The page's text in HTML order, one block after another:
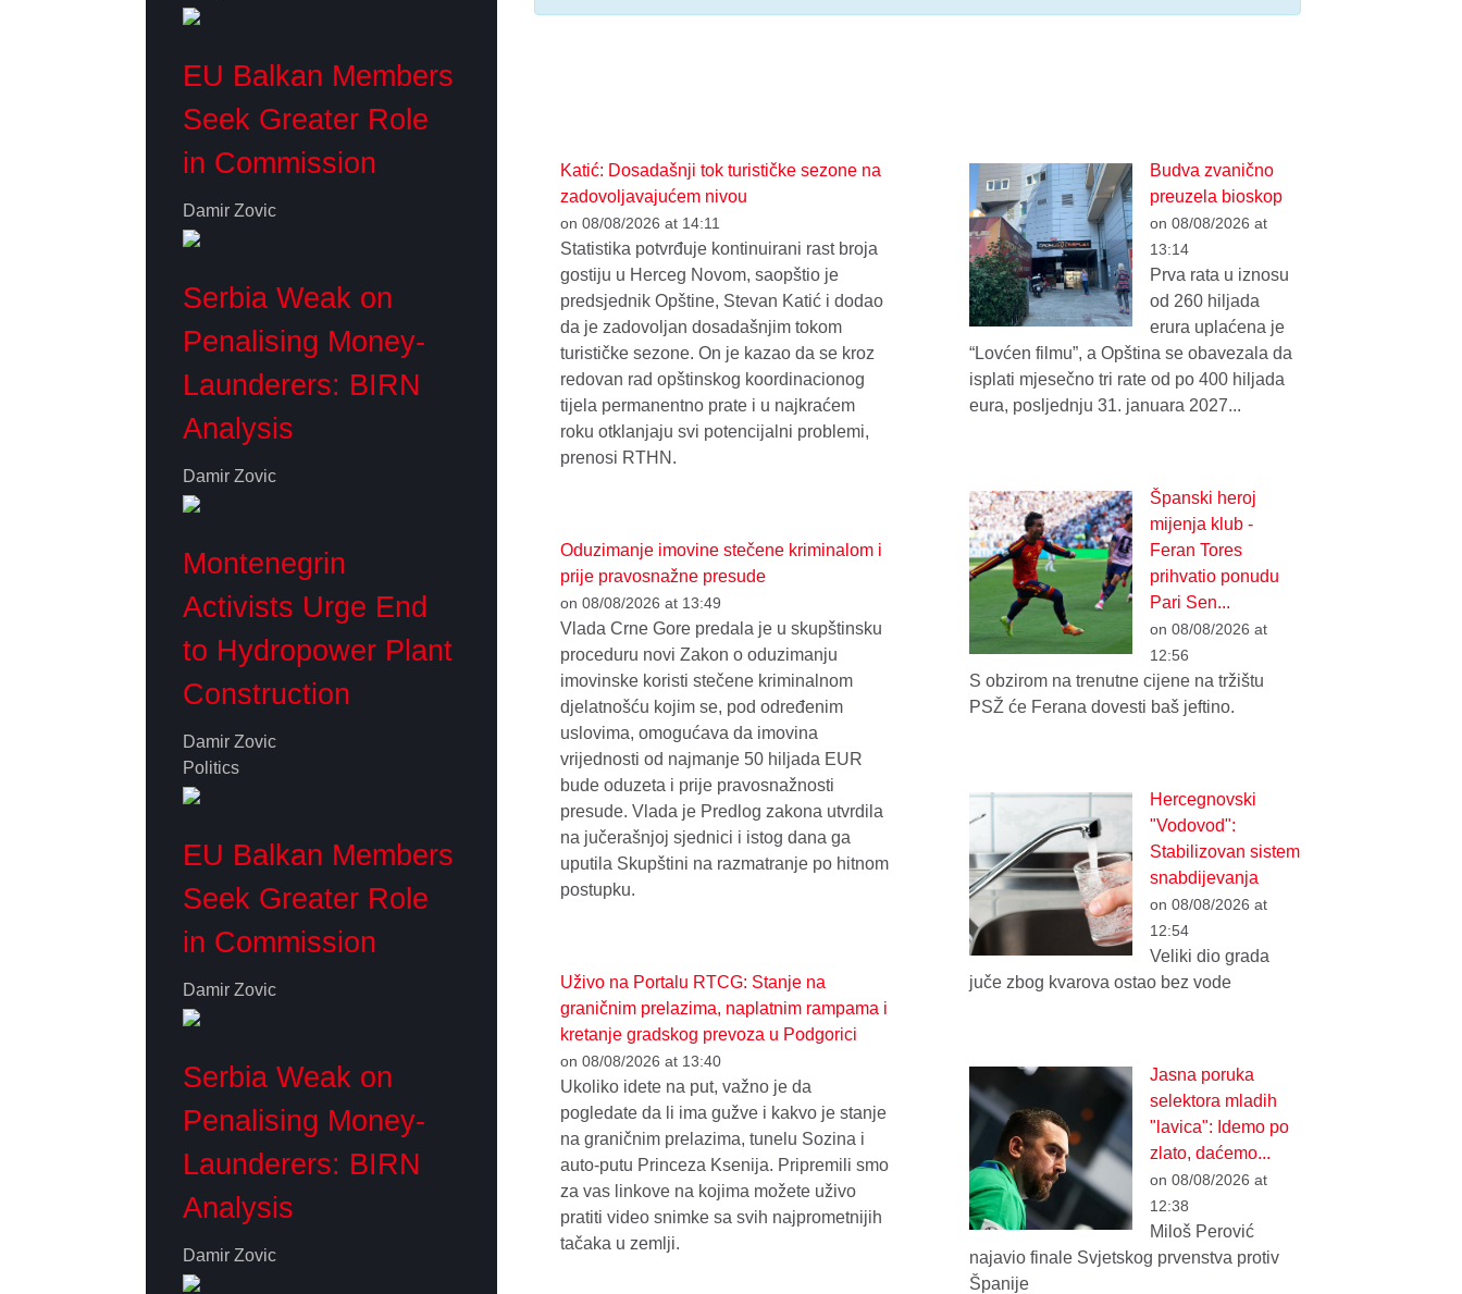
EU Balkan Members
Seek Greater Role
in Commission
Damir Zovic
Serbia Weak on
Penalising Money-
Launderers: BIRN
Analysis
Damir Zovic
Montenegrin
Activists Urge End
to Hydropower Plant
Construction
Damir Zovic
Politics
EU Balkan Members
Seek Greater Role
in Commission
Damir Zovic
Serbia Weak on
Penalising Money-
Launderers: BIRN
Analysis
Damir Zovic
Katić: Dosadašnji tok turističke sezone na
zadovoljavajućem nivou
on 08/08/2026 at 14:11
Statistika potvrđuje kontinuirani rast broja
gostiju u Herceg Novom, saopštio je
predsjednik Opštine, Stevan Katić i dodao
da je zadovoljan dosadašnjim tokom
turističke sezone. On je kazao da se kroz
redovan rad opštinskog koordinacionog
tijela permanentno prate i u najkraćem
roku otklanjaju svi potencijalni problemi,
prenosi RTHN.
Oduzimanje imovine stečene kriminalom i
prije pravosnažne presude
on 08/08/2026 at 13:49
Vlada Crne Gore predala je u skupštinsku
proceduru novi Zakon o oduzimanju
imovinske koristi stečene kriminalnom
djelatnošću kojim se, pod određenim
uslovima, omogućava da imovina
vrijednosti od najmanje 50 hiljada EUR
bude oduzeta i prije pravosnažnosti
presude. Vlada je Predlog zakona utvrdila
na jučerašnjoj sjednici i istog dana ga
uputila Skupštini na razmatranje po hitnom
postupku.
Uživo na Portalu RTCG: Stanje na
graničnim prelazima, naplatnim rampama i
kretanje gradskog prevoza u Podgorici
on 08/08/2026 at 13:40
Ukoliko idete na put, važno je da
pogledate da li ima gužve i kakvo je stanje
na graničnim prelazima, tunelu Sozina i
auto-putu Princeza Ksenija. Pripremili smo
za vas linkove na kojima možete uživo
pratiti video snimke sa svih najprometnijih
tačaka u zemlji.
Budva zvanično
preuzela bioskop
on 08/08/2026 at
13:14
Prva rata u iznosu
od 260 hiljada
erura uplaćena je
“Lovćen filmu”, a Opština se obavezala da
isplati mjesečno tri rate od po 400 hiljada
eura, posljednju 31. januara 2027...
Španski heroj
mijenja klub -
Feran Tores
prihvatio ponudu
Pari Sen...
on 08/08/2026 at
12:56
S obzirom na trenutne cijene na tržištu
PSŽ će Ferana dovesti baš jeftino.
Hercegnovski
"Vodovod":
Stabilizovan sistem
snabdijevanja
on 08/08/2026 at
12:54
Veliki dio grada
juče zbog kvarova ostao bez vode
Jasna poruka
selektora mladih
"lavica": Idemo po
zlato, daćemo...
on 08/08/2026 at
12:38
Miloš Perović
najavio finale Svjetskog prvenstva protiv
Španije